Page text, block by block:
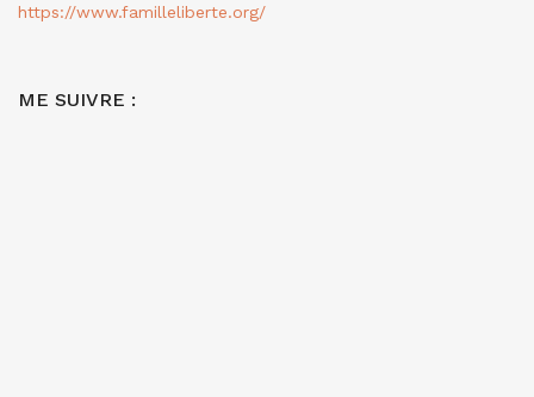
https://www.familleliberte.org/
ME SUIVRE :